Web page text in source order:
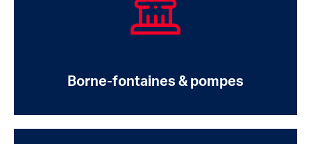
Borne-fontaines & pompes